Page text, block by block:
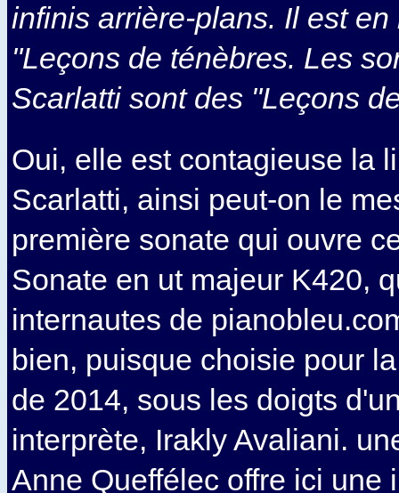
infinis arrière-plans. Il est
"Leçons de ténèbres. Les
Scarlatti sont des "Leçons
Oui, elle est contagieuse la
Scarlatti, ainsi peut-on le
première sonate qui ouvre
Sonate en ut majeur K420,
internautes de
bien, puisque choisie pour
de 2014, sous les doigts
interprète, Irakly Avaliani.
Anne Queffélec offre ici une